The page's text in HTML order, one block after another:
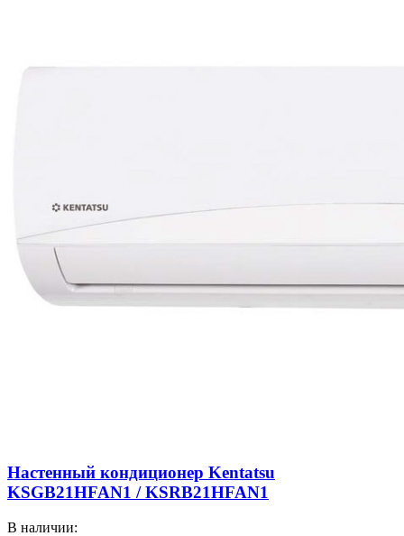
Настенный кондиционер Kentatsu
KSGB21HFAN1 / KSRB21HFAN1
В наличии: